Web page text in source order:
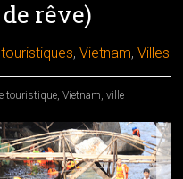
rêve)
,Vietnam,Villes
touristique ,Vietnam ,ville